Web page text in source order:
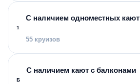
1
С наличием одноместных кают
55 круизов
Б
С наличием кают с балконами